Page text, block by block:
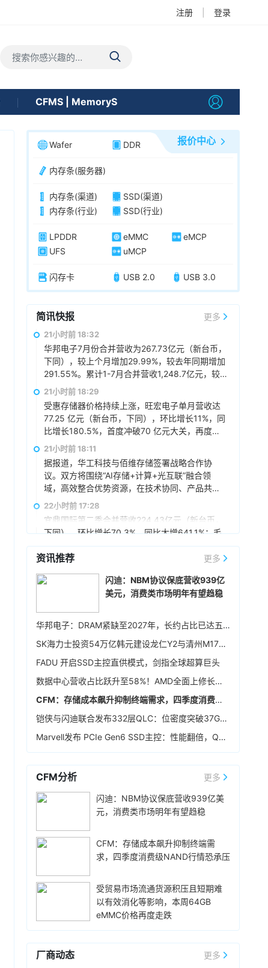
注册 登录
CFMS | MemoryS
报价中心
Wafer DDR
内存条(服务器)
内存条(渠道)
SSD(渠道)
内存条(行业)
SSD(行业)
LPDDR eMMC
eMCP
UFS
uMCP
闪存卡 USB 2.0 USB 3.0
简讯快报 更多
21小时前 18:32
华邦电子7月份合并营收为267.73亿元（新台币，
下同），较上个月增加29.99%，较去年同期增加
291.55%。累计1-7月合并营收1,248.7亿元，较
去年同期增加160.97%。
21小时前 18:29
受惠存储器价格持续上涨，旺宏电子单月营收达
77.25 亿元（新台币，下同），环比增长11%，同
比增长180.5%，首度冲破70 亿元大关，再度改
写单月新高，累计前7月营收373.18 亿元，同比
增长137.8%。
21小时前 18:11
据报道，华工科技与佰维存储签署战略合作协
议。双方将围绕“AI存储+计算+光互联”融合领
域，高效整合优势资源，在技术协同、产品共
创、市场共拓、生态建设方面开展深入合作，持
续推动相关领域产品智能化产线升级，构建覆盖
方案，构建互利共赢、可持续发展的战略合作伙
伴关系。
22小时前 17:28
宜鼎国际第二季合并营收224.43亿元（新台币，
下同），环比增长70.3%，同比大增641.1%；毛
利率65.01%，较第一季提升，营业利润率
58.57%，税后净利润103.68亿元，环比增长
元。展望后市，宜鼎称，目前存储供需仍维持吃
紧，DRAM及NAND Flash市场展望持续正向，工
持续支撑下半年营运。其中，企业级SSD随着AI
空间，相关PCIe Gen5产品布局也将逐步发酵。
22小时前 17:21
英飞凌宣布，联发科技已完成英飞凌车规级 NOR
闪存存储器解决方案 512Mb Quad SPI NOR
23小时前 16:20
币，下同），环比增长2.50%，同比增长
307.66%，创同期新高；累计1-7月营收达
新高。展望后市，创见指出，DDR5及高阶工业级
模组拉货动能持续强劲。
23小时前 15:59
让SSD充当额外显存。当显卡板载的显存不足
时，GPU可以调用速度较慢但容量庞大的NVMe
推理场景尤为受益。据悉，该功能将基于RTX IO
和微软的DirectStorage技术。虽然官方尚未证
实，但相关传闻反映了英伟达在应对日益增长的
显存需求与硬件成本之间的矛盾时，正在探索基
于软件和系统架构的解决方案。
23小时前 15:46
价6499元，学生认证专属优惠到手价低至6199
本，核心目的之一是拉高整个Mate 80系列的整
体均价，同时进一步拉动全系列的整体出货量，
麒麟9020芯片，搭配最新的HarmonyOS 6操作
系统。目前，Mate 80系列累计总销量已经正式
突破800万台，预计今年10月份前后累计销量就
能破千万，整个系列的破千万速度明显快于上一
代Mate系列旗舰。
昨天 08-07 11:18
华邦电近日召开法说会，总经理陈沛铭表示，高
雄现有Module A 月产能将由目前1.5万片扩增至
2.4万片，预计今年底开始投片。不过，Module
A扩产完成后，厂内空间几乎已全数用尽。为应对
客户对2029 年以后产能的强烈需求，公司启动
及量产，未来将支援16纳米、14纳米及12纳米制
程，实际产出与营收贡献则主要落在2030年。未
来产品将涵盖标准型DRAM、CUBE、Wafer-on-
Wafer、客制化ASIC存储芯片及矽电容等。
昨天 08-07 10:43
威刚公布7月营收，单月合并营收达183.8亿元新
台币，环比增长25.4%，同比暴增331.3%，连续
第5个月改写历史新高。从产品组合来看，DRAM
营收达140.8亿元，占整体比重76.6%；SSD占比
20.1%，存储卡、随身碟及其他产品则占3.3%。
昨天 08-07 10:14
据媒体报道，威刚近日在法说会上表示，在需求
增加、价格走高及货源稳定的三大有利因素带动
下，预期第3季度营运将优于第2季度，并进一步
扩大全年营运成果。公司看好第4季度到2027年
昨天 08-07 10:13
资讯推荐 更多
闪迪：NBM协议保底营收939亿
美元，消费类市场明年有望趋稳
华邦电子：DRAM紧缺至2027年，长约占比已达五成
SK海力士投资54万亿韩元建设龙仁Y2与清州M17晶圆厂，确保中长期生产基础
FADU 开启SSD主控直供模式，剑指全球超算巨头
数据中心营收占比跃升至58%！AMD全面上修长期财务指引，2027年该板块营收将翻倍
CFM：存储成本飙升抑制终端需求，四季度消费级NAND行情恐承压
铠侠与闪迪联合发布332层QLC：位密度突破37Gb/mm²
Marvell发布 PCIe Gen6 SSD主控：性能翻倍，Q4送样
CFM分析 更多
闪迪：NBM协议保底营收939亿美
元，消费类市场明年有望趋稳
CFM：存储成本飙升抑制终端需
求，四季度消费级NAND行情恐承压
受贸易市场流通货源积压且短期难
以有效消化等影响，本周64GB
eMMC价格再度走跌
厂商动态 更多